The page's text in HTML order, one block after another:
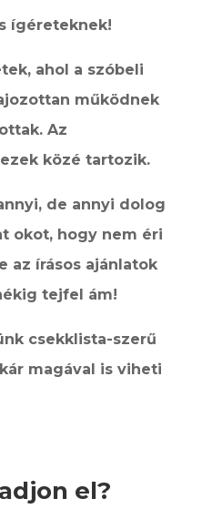
ígéreteknek!
ahol a szóbeli
működnek
Az
közé tartozik.
de annyi dolog
okot, hogy nem éri
az írásos ajánlatok
tejfel ám!
csekklista-szerű
magával is viheti
el?